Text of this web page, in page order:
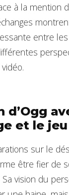
à la mention
entre
d’Ogg
et le jeu
sur le
être fier de
vision du